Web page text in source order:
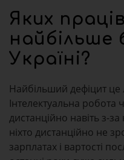
Яких
найбільше
Україні?
Найбільший дефіцит
Інтелектуальна
дистанційно навіть з-
ніхто дистанційно не
зарплатах і вартості